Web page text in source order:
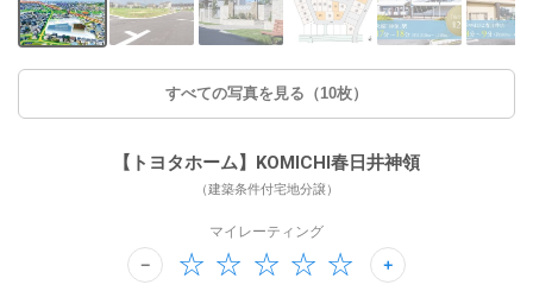
すべての写真を見る（10枚）
【トヨタホーム】KOMICHI春日井神領
（建築条件付宅地分譲）
マイレーティング